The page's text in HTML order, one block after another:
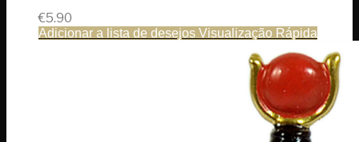
€5.90
Adicionar a lista de desejos Visualização Rápida